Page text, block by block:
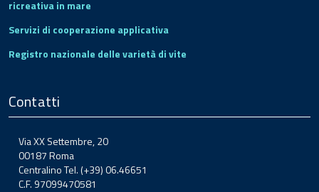
ricreativa in mare
Servizi di cooperazione applicativa
Registro nazionale delle varietà di vite
Contatti
Via XX Settembre, 20
00187 Roma
Centralino Tel. (+39) 06.46651
C.F. 97099470581